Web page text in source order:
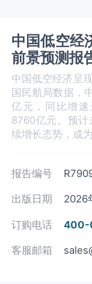
中国‌‌低空经
前景预测报
中国低空经济呈
国民航局数据，
亿元，同比增
8760亿元。预计
续增长态势，成
报告编号
出版日期 2026
订购电话 400-
客服邮箱